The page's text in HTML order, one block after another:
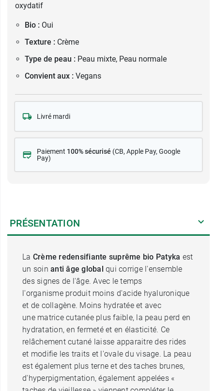
oxydatif
Bio : Oui
Texture : Crème
Type de peau : Peau mixte, Peau normale
Convient aux : Vegans
Livré mardi
Paiement 100% sécurisé (CB, Apple Pay, Google
Pay)
PRÉSENTATION
La Crème redensifiante suprême bio Patyka est
un soin anti âge global qui corrige l'ensemble
des signes de l'âge. Avec le temps
l'organisme produit moins d'acide hyaluronique
et de collagène. Moins hydratée et avec
une matrice cutanée plus faible, la peau perd en
hydratation, en fermeté et en élasticité. Ce
relâchement cutané laisse apparaitre des rides
et modifie les traits et l'ovale du visage. La peau
est également plus terne et des taches brunes,
d'hyperpigmentation, également appelées «